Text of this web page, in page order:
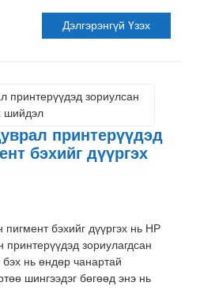
Дэлгэрэнгүй Үзэх
принтерүүдэд
бэхийг дүүргэх
бэхийг дүүргэх нь HP
зориулагдсан
нь өндөр чанартай
шингээдэг бөгөөд энэ нь